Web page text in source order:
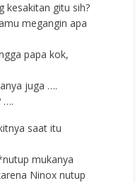
kesakitan gitu sih?
megangin apa
papa kok,
juga ….
….
saat itu
mukanya
Ninox nutup